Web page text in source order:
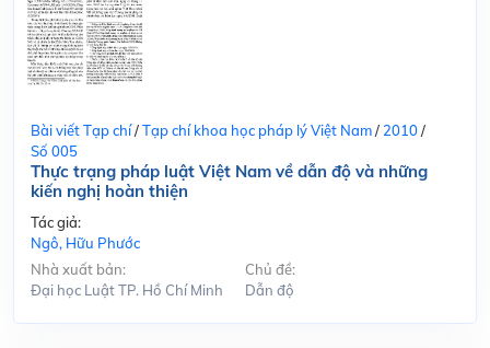
Bài viết Tạp chí/Tạp chí khoa học pháp lý Việt Nam/ 2010/
Số 005
Thực trạng pháp luật Việt Nam về dẫn độ và những
kiến nghị hoàn thiện
Tác giả:
Ngô, Hữu Phước
Nhà xuất bản:
Đại học Luật TP. Hồ Chí Minh
Chủ đề:
Dẫn độ